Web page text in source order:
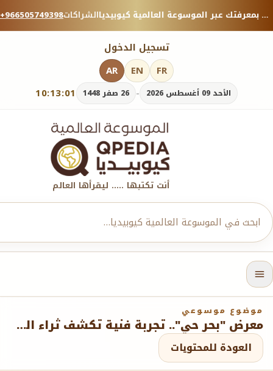
+966505749398الشراكات منصة معرفية موثوقة — شارك بمعرفتك عبر الموسوعة العالمية كيوبيديا.
تسجيل الدخول
10:13:02 الأحد 09 أغسطس 2026 - 26 صفر 1448
AR EN FR
أنت تكتبها ..... ليقرأها العالم
موضوع موسوعي
معرض "بحر حي".. تجربة فنية تكشف ثراء الشعاب المرجانية في البحر الأحمر
العودة للمحتويات